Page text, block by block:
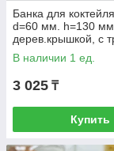
Банка для
d=60 мм. h=130
дерев.крышкой, с
Термостекло
В наличии 1 ед.
3 025 ₸
Купить